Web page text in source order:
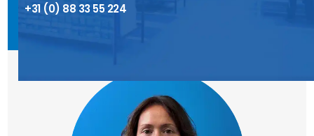
+31 (0) 88 33 55 224